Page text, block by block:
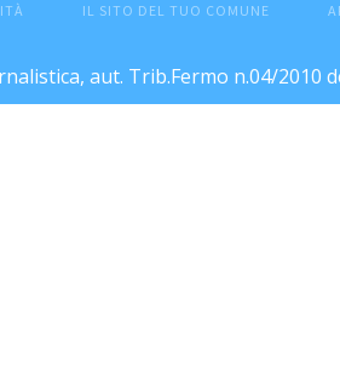
IL SITO DEL TUO COMUNE
aut. Trib.Fermo n.04/2010